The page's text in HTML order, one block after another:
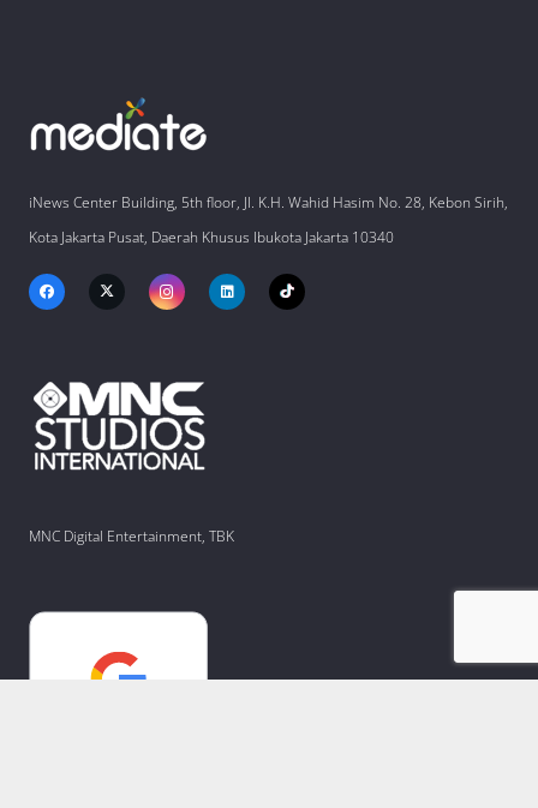
iNews Center Building, 5th floor, Jl. K.H. Wahid Hasim No. 28, Kebon Sirih,
Kota Jakarta Pusat, Daerah Khusus Ibukota Jakarta 10340
MNC Digital Entertainment, TBK